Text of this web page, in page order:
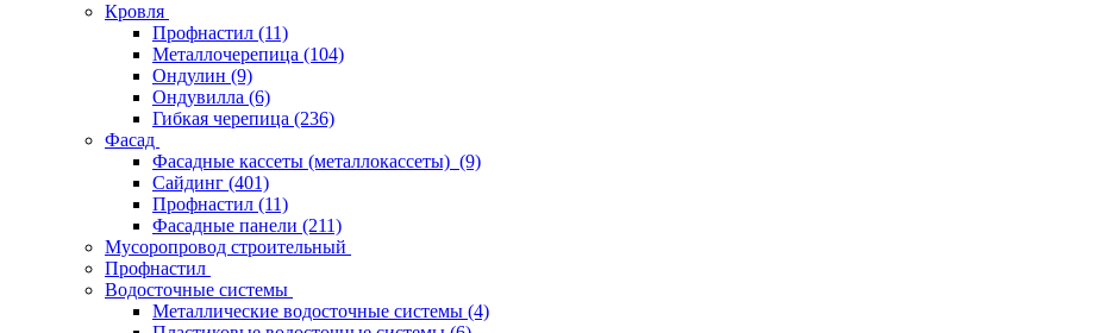
Кровля
Профнастил (11)
Металлочерепица (104)
Ондулин (9)
Ондувилла (6)
Гибкая черепица (236)
Фасад
Фасадные кассеты (металлокассеты) (9)
Сайдинг (401)
Профнастил (11)
Фасадные панели (211)
Мусоропровод строительный
Профнастил
Водосточные системы
Металлические водосточные системы (4)